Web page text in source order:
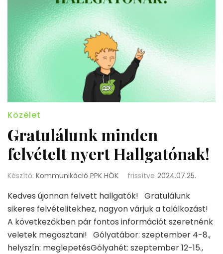
Közélet
Gratulálunk minden
felvételt nyert Hallgatónak!
Készítő: Kommunikáció PPK HÖK frissítve 2024.07.25.
Kedves újonnan felvett hallgatók! Gratulálunk
sikeres felvételitekhez, nagyon várjuk a találkozást!
A következőkben pár fontos információt szeretnénk
veletek megosztani! Gólyatábor: szeptember 4-8.,
helyszín: meglepetésGólyahét: szeptember 12-15.,